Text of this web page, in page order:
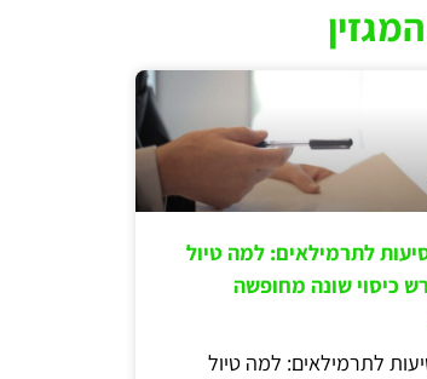
לתרמילאים: למה טיול
כיסוי שונה מחופשה
לתרמילאים: למה טיול